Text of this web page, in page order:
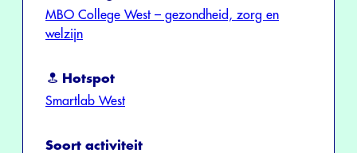
MBO College West – gezondheid, zorg en
welzijn
Hotspot
Smartlab West
Soort activiteit